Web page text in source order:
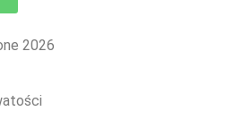
2026